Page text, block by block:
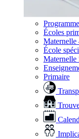
Écoles
Maternelle
École
Maternelle
Primaire